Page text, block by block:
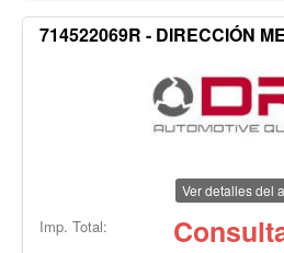
714522069R - DIRECCIÓN
Ver detalles del
Imp. Total: